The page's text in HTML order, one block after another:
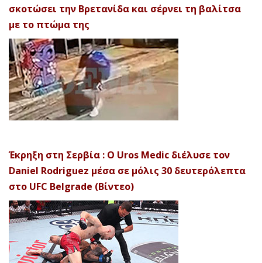
σκοτώσει την Βρετανίδα και σέρνει τη βαλίτσα
με το πτώμα της
Έκρηξη στη Σερβία : Ο Uros Medic διέλυσε τον
Daniel Rodriguez μέσα σε μόλις 30 δευτερόλεπτα
στο UFC Belgrade (Βίντεο)